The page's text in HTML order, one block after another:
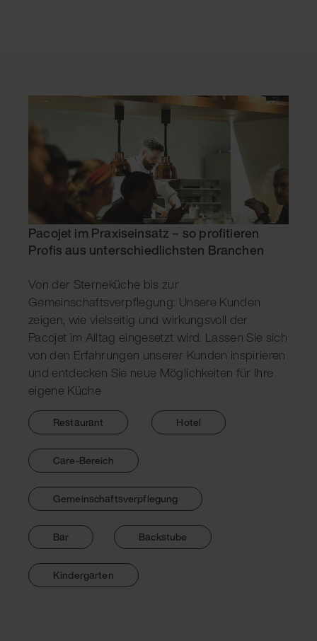
Pacojet im Praxiseinsatz – so profitieren
Profis aus unterschiedlichsten Branchen
Von der Sterneküche bis zur
Gemeinschaftsverpflegung: Unsere Kunden
zeigen, wie vielseitig und wirkungsvoll der
Pacojet im Alltag eingesetzt wird. Lassen Sie sich
von den Erfahrungen unserer Kunden inspirieren
und entdecken Sie neue Möglichkeiten für Ihre
eigene Küche
Restaurant Hotel
Care-Bereich
Gemeinschaftsverpflegung
Bar Backstube
Kindergarten